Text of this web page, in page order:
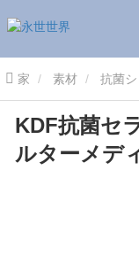
家 素材 抗菌
菌セラミックボール
KDF抗菌セ
ルターメデ